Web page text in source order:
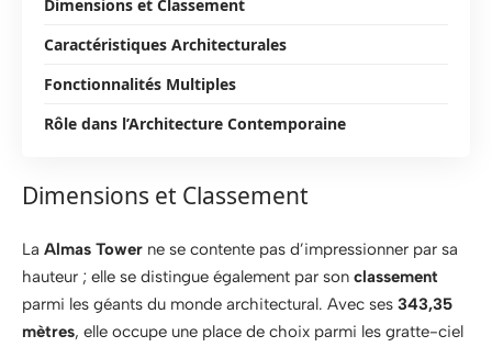
Dimensions et Classement
Caractéristiques Architecturales
Fonctionnalités Multiples
Rôle dans l’Architecture Contemporaine
Dimensions et Classement
La Almas Tower ne se contente pas d’impressionner par sa
hauteur ; elle se distingue également par son classement
parmi les géants du monde architectural. Avec ses 343,35
mètres, elle occupe une place de choix parmi les gratte-ciel